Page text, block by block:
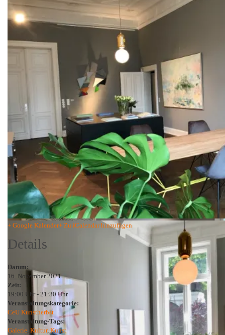
+ Google Kalender+ Zu iCalendar hinzufügen
Details
Datum:
16. November 2021
Zeit:
19:00 Uhr - 21:30 Uhr
Veranstaltungskategorie:
CeU Kunstherbst
Veranstaltung-Tags:
Galerie, Kultur, Kunst